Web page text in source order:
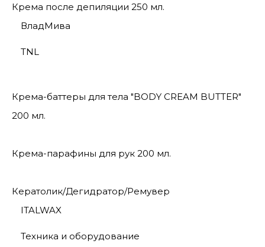
Крема после депиляции 250 мл.
ВладМива
TNL
Крема-баттеры для тела "BODY CREAM BUTTER"
200 мл.
Крема-парафины для рук 200 мл.
Кератолик/Дегидратор/Ремувер
ITALWAX
Техника и оборудование